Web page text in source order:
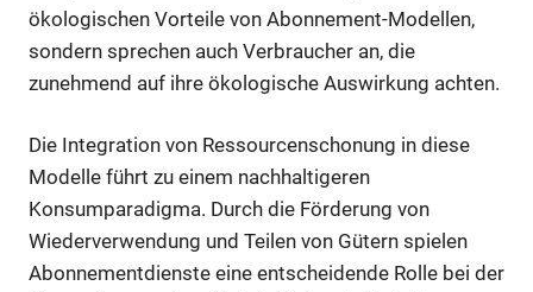
ökologischen Vorteile von Abonnement-Modellen,
sondern sprechen auch Verbraucher an, die
zunehmend auf ihre ökologische Auswirkung achten.
Die Integration von Ressourcenschonung in diese
Modelle führt zu einem nachhaltigeren
Konsumparadigma. Durch die Förderung von
Wiederverwendung und Teilen von Gütern spielen
Abonnementdienste eine entscheidende Rolle bei der